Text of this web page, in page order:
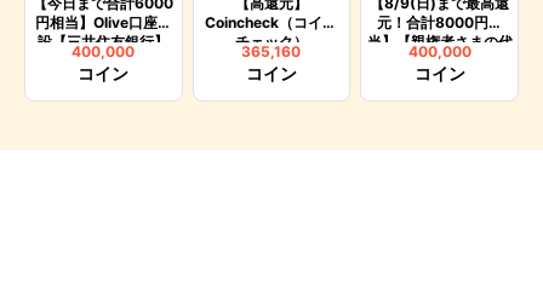
円相当】Olive口座開
設【三井住友銀行】
400,000
コイン
Coincheck（コイン
チェック）
365,160
コイン
元！合計8000円相
当】【親権者さまの代
理申込専用】三井住友
銀行Oliveお子さま用
口座（リピートOK）
400,000
コイン